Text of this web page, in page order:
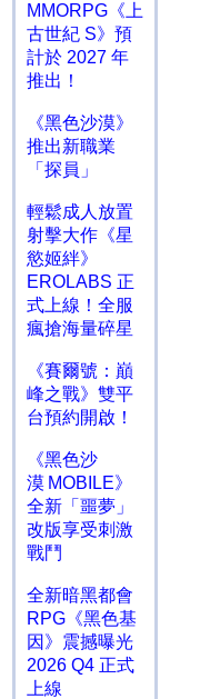
MMORPG《上
古世紀 S》預
計於 2027 年
推出！
《黑色沙漠》
推出新職業
「探員」
輕鬆成人放置
射擊大作《星
慾姬絆》
EROLABS 正
式上線！全服
瘋搶海量碎星
《賽爾號：巔
峰之戰》雙平
台預約開啟！
《黑色沙
漠 MOBILE》
全新「噩夢」
改版享受刺激
戰鬥
全新暗黑都會
RPG《黑色基
因》震撼曝光
2026 Q4 正式
上線